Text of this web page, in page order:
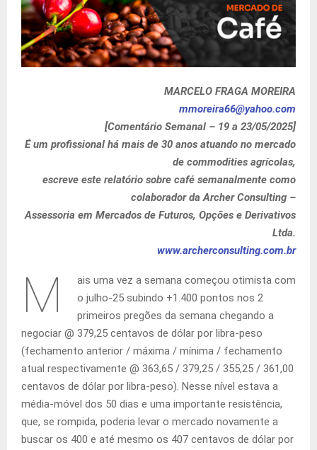
MARCELO FRAGA MOREIRA
mmoreira66@yahoo.com
[Comentário Semanal – 19 a 23/05/2025]
É um profissional há mais de 30 anos atuando no mercado
de commodities agrícolas,
escreve este relatório sobre café semanalmente como
colaborador da Archer Consulting –
Assessoria em Mercados de Futuros, Opções e Derivativos
Ltda.
www.archerconsulting.com.br
M
ais uma vez a semana começou otimista com
o julho-25 subindo +1.400 pontos nos 2
primeiros pregões da semana chegando a
negociar @ 379,25 centavos de dólar por libra-peso
(fechamento anterior / máxima / mínima / fechamento
atual respectivamente @ 363,65 / 379,25 / 355,25 / 361,00
centavos de dólar por libra-peso). Nesse nível estava a
média-móvel dos 50 dias e uma importante resistência,
que, se rompida, poderia levar o mercado novamente a
buscar os 400 e até mesmo os 407 centavos de dólar por